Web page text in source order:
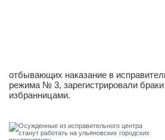
отбывающих наказание в
режима № 3, зарегистрировали
избранницами.